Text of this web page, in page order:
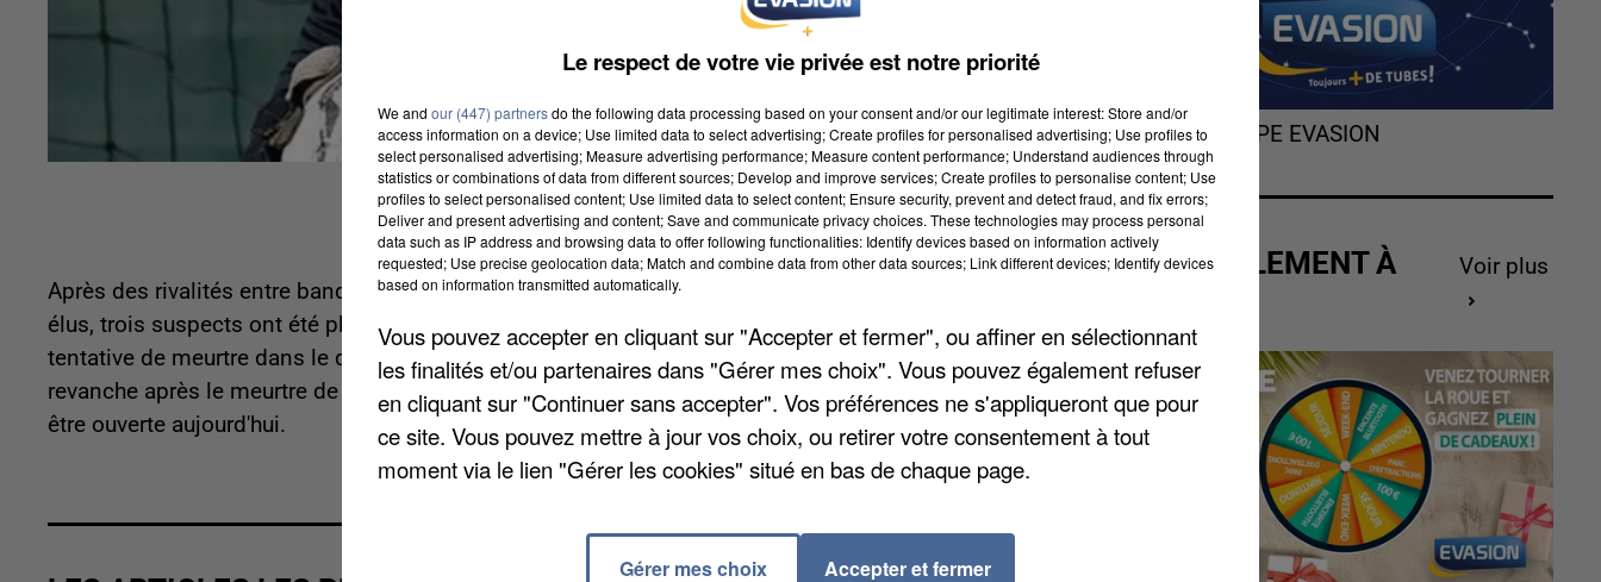
Après des rivalités entre bandes de Melun et du Mée-sur-Seine, et les appels répétés au calme des
élus, trois suspects ont été placés en garde à vue. Tous ont été arrêtés dans le cadre de l'enquête sur la
tentative de meurtre dans le quartier Montaigu à Melun. Il n'y a toujours pas de suspect interpellé en
revanche après le meurtre de Wildy au Mée-sur-Seine. Une information judiciaire pour homicide doit
être ouverte aujourd'hui.
L'HOROSCOPE EVASION
ACTUELLEMENT À
Voir plus
Le respect de votre vie privée est notre priorité
We and our (447) partnersdo the following data processing based on your consent and/or our legitimate interest: Store and/or
access information on a device; Use limited data to select advertising; Create profiles for personalised advertising; Use profiles to
select personalised advertising; Measure advertising performance; Measure content performance; Understand audiences through
statistics or combinations of data from different sources; Develop and improve services; Create profiles to personalise content; Use
profiles to select personalised content; Use limited data to select content; Ensure security, prevent and detect fraud, and fix errors;
Deliver and present advertising and content; Save and communicate privacy choices. These technologies may process personal
data such as IP address and browsing data to offer following functionalities: Identify devices based on information actively
requested; Use precise geolocation data; Match and combine data from other data sources; Link different devices; Identify devices
based on information transmitted automatically.
Vous pouvez accepter en cliquant sur "Accepter et fermer", ou affiner en sélectionnant
les finalités et/ou partenaires dans "Gérer mes choix". Vous pouvez également refuser
en cliquant sur "Continuer sans accepter". Vos préférences ne s'appliqueront que pour
ce site. Vous pouvez mettre à jour vos choix, ou retirer votre consentement à tout
moment via le lien "Gérer les cookies" situé en bas de chaque page.
Gérer mes choix Accepter et fermer